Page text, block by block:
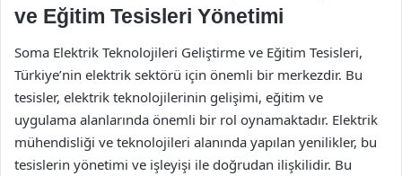
ve Eğitim Tesisleri Yönetimi
Soma Elektrik Teknolojileri Geliştirme ve Eğitim Tesisleri,
Türkiye’nin elektrik sektörü için önemli bir merkezdir. Bu
tesisler, elektrik teknolojilerinin gelişimi, eğitim ve
uygulama alanlarında önemli bir rol oynamaktadır. Elektrik
mühendisliği ve teknolojileri alanında yapılan yenilikler, bu
tesislerin yönetimi ve işleyişi ile doğrudan ilişkilidir. Bu